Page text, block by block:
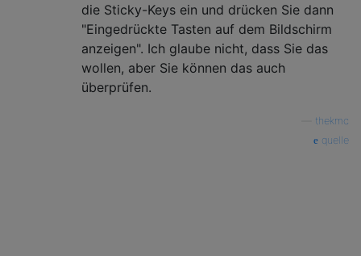
die Sticky-Keys ein und drücken Sie dann
"Eingedrückte Tasten auf dem Bildschirm
anzeigen". Ich glaube nicht, dass Sie das
wollen, aber Sie können das auch
überprüfen.
thekmc
quelle